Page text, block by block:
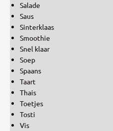
Salade
Saus
Sinterklaas
Smoothie
Snel klaar
Soep
Spaans
Taart
Thais
Toetjes
Tosti
Vis